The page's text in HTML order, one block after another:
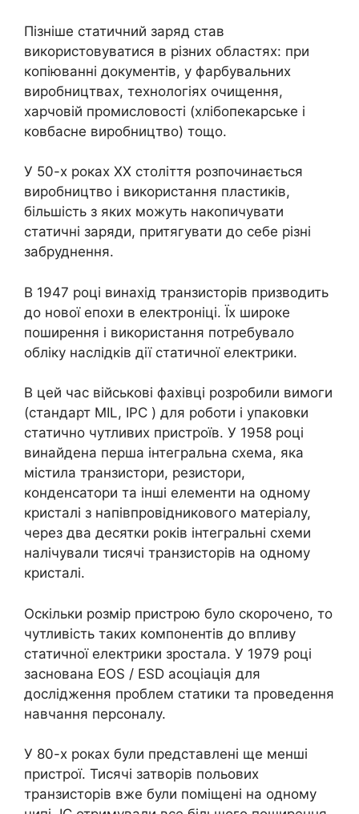
Пізніше статичний заряд став
використовуватися в різних областях: при
копіюванні документів, у фарбувальних
виробництвах, технологіях очищення,
харчовій промисловості (хлібопекарське і
ковбасне виробництво) тощо.
У 50-х роках XX століття розпочинається
виробництво і використання пластиків,
більшість з яких можуть накопичувати
статичні заряди, притягувати до себе різні
забруднення.
В 1947 році винахід транзисторів призводить
до нової епохи в електроніці. Їх широке
поширення і використання потребувало
обліку наслідків дії статичної електрики.
В цей час військові фахівці розробили вимоги
(стандарт MIL, IPC ) для роботи і упаковки
статично чутливих пристроїв. У 1958 році
винайдена перша інтегральна схема, яка
містила транзистори, резистори,
конденсатори та інші елементи на одному
кристалі з напівпровідникового матеріалу,
через два десятки років інтегральні схеми
налічували тисячі транзисторів на одному
кристалі.
Оскільки розмір пристрою було скорочено, то
чутливість таких компонентів до впливу
статичної електрики зростала. У 1979 році
заснована EOS / ESD асоціація для
дослідження проблем статики та проведення
навчання персоналу.
У 80-х роках були представлені ще менші
пристрої. Тисячі затворів польових
транзисторів вже були поміщені на одному